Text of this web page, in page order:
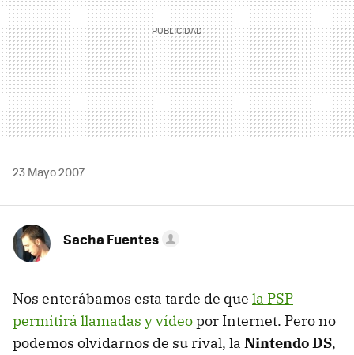
23 Mayo 2007
Sacha Fuentes
Nos enterábamos esta tarde de que la PSP
permitirá llamadas y vídeopor Internet. Pero no
podemos olvidarnos de su rival, la Nintendo DS,